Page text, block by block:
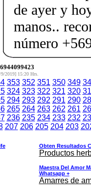
de ayer y
manos..
número
2019] 15:20 Hrs.
353 352 351 350 349
324 323 322 321 320
294 293 292 291 290
265 264 263 262 261
236 235 234 233 232
207 206 205 204 203
Obten Resultados
Productos
Maestra Del Amor
Whatsapp +
Amarres de